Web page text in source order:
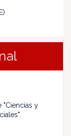
"Ciencias y